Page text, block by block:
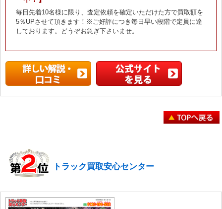
毎日先着10名様に限り、査定依頼を確定いただけた方で買取額を
5％UPさせて頂きます！※ご好評につき毎日早い段階で定員に達
しております。どうぞお急ぎ下さいませ。
トラック買取安心センター